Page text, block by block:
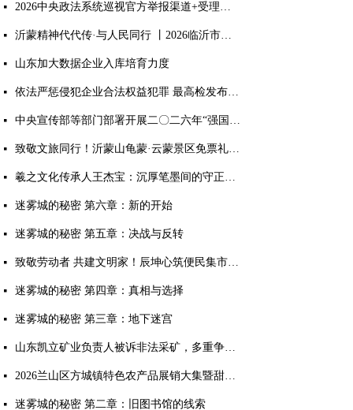
넷 2026中央政法系统巡视官方举报渠道+受理范围
넷 沂蒙精神代代传·与人民同行 丨2026临沂市文联新时代文明实践文艺志愿服务主题活动正式启动
넷 山东加大数据企业入库培育力度
넷 依法严惩侵犯企业合法权益犯罪 最高检发布典型案例
넷 中央宣传部等部门部署开展二〇二六年“强国复兴有我”群众性主题宣传教育活动
넷 致敬文旅同行！沂蒙山龟蒙·云蒙景区免票礼遇全国旅游人！
넷 羲之文化传承人王杰宝：沉厚笔墨间的守正出新
넷 迷雾城的秘密 第六章：新的开始
넷 迷雾城的秘密 第五章：决战与反转
넷 致敬劳动者 共建文明家！辰坤心筑便民集市烟火气暖人心
넷 迷雾城的秘密 第四章：真相与选择
넷 迷雾城的秘密 第三章：地下迷宫
넷 山东凯立矿业负责人被诉非法采矿，多重争议待解
넷 2026兰山区方城镇特色农产品展销大集暨甜瓜大赛成功举办
넷 迷雾城的秘密 第二章：旧图书馆的线索